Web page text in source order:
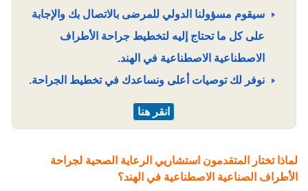
سيقوم مسؤولنا الدولي للمرضى بالاتصال بك والإجابة
على كل ما تحتاج إليه لتخطيط جراحة الأطراف
الاصطناعية الاصطناعية في الهند.
ﻧﻮﻓﺮ ﻟﻚ ﺗﻮﺻﻴﺎت أﻋﻠﻰ وﻧﺴﺎﻋﺪك ﻓﻲ ﺗﺨﻄﻴﻂ اﻟﺠﺮاﺣﺔ.
انقر هنا
لماذا تختار المتقدمون استشاريي الرعاية الصحية لجراحة
الأطراف الصناعية الاصطناعية في الهند؟